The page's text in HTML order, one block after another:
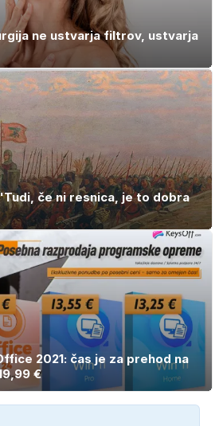
ne ustvarja filtrov, ustvarja
če ni resnica, je to dobra
2021: čas je za prehod na
€